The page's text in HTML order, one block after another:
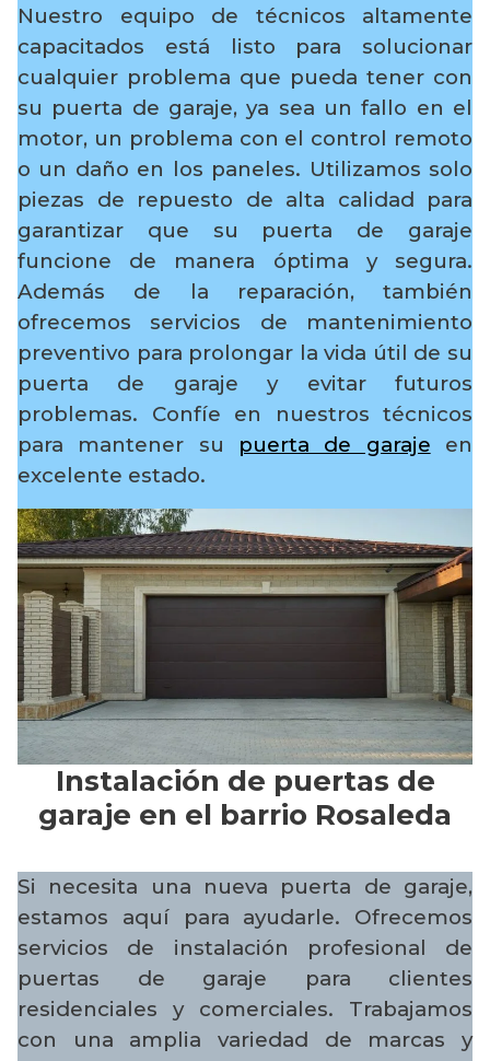
Nuestro equipo de técnicos altamente
capacitados está listo para solucionar
cualquier problema que pueda tener con
su puerta de garaje, ya sea un fallo en el
motor, un problema con el control remoto
o un daño en los paneles. Utilizamos solo
piezas de repuesto de alta calidad para
garantizar que su puerta de garaje
funcione de manera óptima y segura.
Además de la reparación, también
ofrecemos servicios de mantenimiento
preventivo para prolongar la vida útil de su
puerta de garaje y evitar futuros
problemas. Confíe en nuestros técnicos
para mantener su puerta de garaje en
excelente estado.
Instalación de puertas de
garaje en el barrio Rosaleda
Si necesita una nueva puerta de garaje,
estamos aquí para ayudarle. Ofrecemos
servicios de instalación profesional de
puertas de garaje para clientes
residenciales y comerciales. Trabajamos
con una amplia variedad de marcas y